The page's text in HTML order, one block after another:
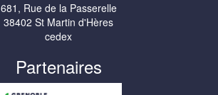
681, Rue de la Passerelle
38402 St Martin d'Hères
cedex
Partenaires